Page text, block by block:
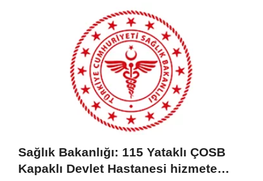
Sağlık Bakanlığı: 115 Yataklı ÇOSB
Kapaklı Devlet Hastanesi hizmete